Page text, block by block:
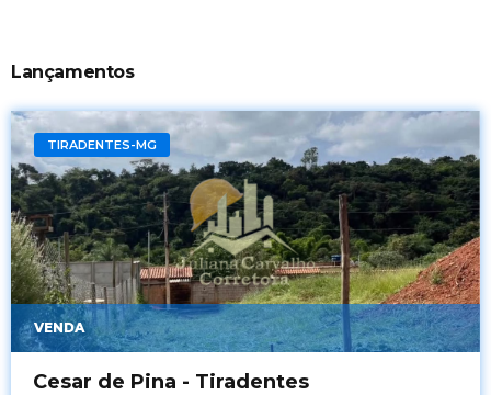
Lançamentos
TIRADENTES-MG
VENDA
Cesar de Pina - Tiradentes